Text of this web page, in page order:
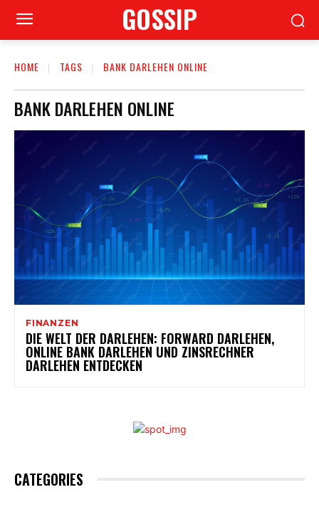
GOSSIP
HOME TAGS BANK DARLEHEN ONLINE
BANK DARLEHEN ONLINE
FINANZEN
DIE WELT DER DARLEHEN: FORWARD DARLEHEN,
ONLINE BANK DARLEHEN UND ZINSRECHNER
DARLEHEN ENTDECKEN
CATEGORIES